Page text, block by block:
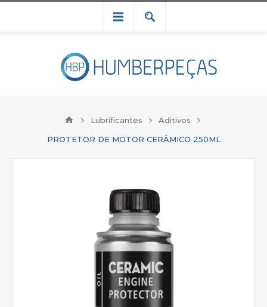
Lubrificantes
Aditivos
PROTETOR DE MOTOR CERÂMICO 250ML